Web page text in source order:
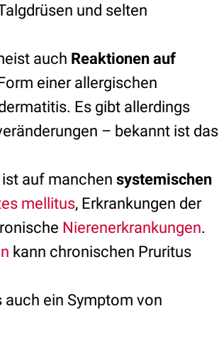
und selten
auch Reaktionen auf
einer allergischen
Es gibt allerdings
– bekannt ist das
auf manchen systemischen
mellitus, Erkrankungen der
Nierenerkrankungen.
kann chronischen Pruritus
auch ein Symptom von